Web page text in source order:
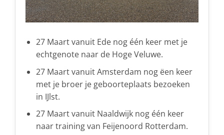
27 Maart vanuit Ede nog één keer met je
echtgenote naar de Hoge Veluwe.
27 Maart vanuit Amsterdam nog ëen keer
met je broer je geboorteplaats bezoeken
in IJlst.
27 Maart vanuit Naaldwijk nog één keer
naar training van Feijenoord Rotterdam.